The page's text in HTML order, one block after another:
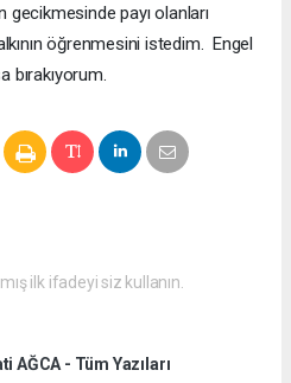
gecikmesinde payı olanları
öğrenmesini istedim. Engel
bırakıyorum.
ilk ifadeyi siz kullanın.
AĞCA - Tüm Yazıları